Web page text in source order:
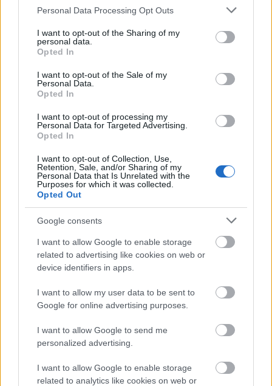
Please note that this website/app uses one or more Google
not limited to your visit or usage behaviour. You may click to
grant or deny consent to Google and its third-party tags to
use your data for below specified purposes in below Google
consent section.
Personal Data Processing Opt Outs
I want to opt-out of the Sharing of my
personal data.
Opted In
I want to opt-out of the Sale of my
Personal Data.
Opted In
I want to opt-out of processing my
Personal Data for Targeted Advertising.
Opted In
I want to opt-out of Collection, Use,
Retention, Sale, and/or Sharing of my
Personal Data that Is Unrelated with the
Purposes for which it was collected.
Opted Out
Google consents
I want to allow Google to enable storage
related to advertising like cookies on web or
device identifiers in apps.
I want to allow my user data to be sent to
Google for online advertising purposes.
I want to allow Google to send me
personalized advertising.
I want to allow Google to enable storage
related to analytics like cookies on web or
+ 12